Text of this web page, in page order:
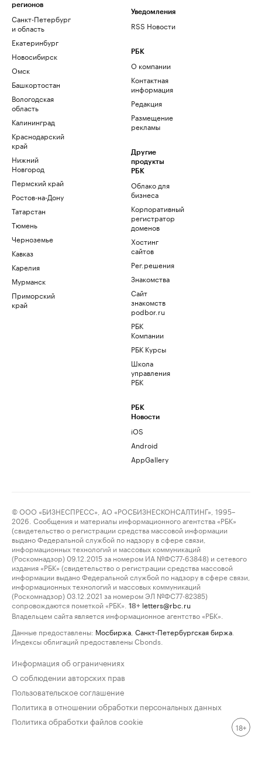
регионов
Санкт-Петербург
и область
Екатеринбург
Новосибирск
Омск
Башкортостан
Вологодская
область
Калининград
Краснодарский
край
Нижний
Новгород
Пермский край
Ростов-на-Дону
Татарстан
Тюмень
Черноземье
Кавказ
Карелия
Мурманск
Приморский
край
Уведомления
RSS Новости
РБК
О компании
Контактная
информация
Редакция
Размещение
рекламы
Другие
продукты
РБК
Облако для
бизнеса
Корпоративный
регистратор
доменов
Хостинг
сайтов
Рег.решения
Знакомства
Сайт
знакомств
podbor.ru
РБК
Компании
РБК Курсы
Школа
управления
РБК
РБК
Новости
iOS
Android
AppGallery
© ООО «БИЗНЕСПРЕСС», АО «РОСБИЗНЕСКОНСАЛТИНГ», 1995–
2026. Сообщения и материалы информационного агентства «РБК»
(свидетельство о регистрации средства массовой информации
выдано Федеральной службой по надзору в сфере связи,
информационных технологий и массовых коммуникаций
(Роскомнадзор) 09.12.2015 за номером ИА №ФС77-63848) и сетевого
издания «РБК» (свидетельство о регистрации средства массовой
информации выдано Федеральной службой по надзору в сфере связи,
информационных технологий и массовых коммуникаций
(Роскомнадзор) 03.12.2021 за номером ЭЛ №ФС77-82385)
сопровождаются пометкой «РБК».
18+ letters@rbc.ru
Владельцем сайта является информационное агентство «РБК».
Данные предоставлены: Мосбиржа Санкт-Петербургская биржа
Индексы облигаций предоставлены Cbonds.
Информация об ограничениях
О соблюдении авторских прав
Пользовательское соглашение
Политика в отношении обработки персональных данных
Политика обработки файлов cookie
18+